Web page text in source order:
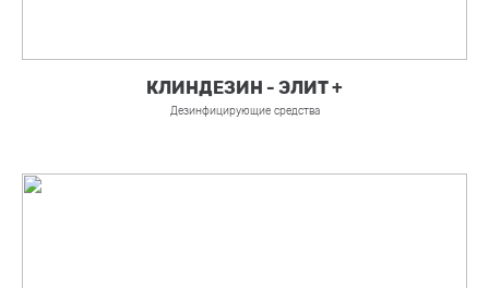
КЛИНДЕЗИН - ЭЛИТ +
Дезинфицирующие средства